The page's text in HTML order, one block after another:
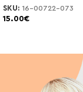
SKU: 16-00722-073
15.00€